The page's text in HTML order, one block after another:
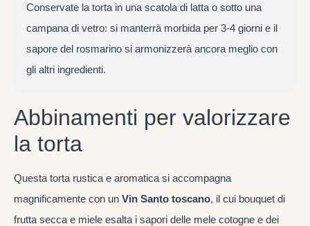
Conservate la torta in una scatola di latta o sotto una
campana di vetro: si manterrà morbida per 3-4 giorni e il
sapore del rosmarino si armonizzerà ancora meglio con
gli altri ingredienti.
Abbinamenti per valorizzare
la torta
Questa torta rustica e aromatica si accompagna
magnificamente con un Vin Santo toscano, il cui bouquet di
frutta secca e miele esalta i sapori delle mele cotogne e dei